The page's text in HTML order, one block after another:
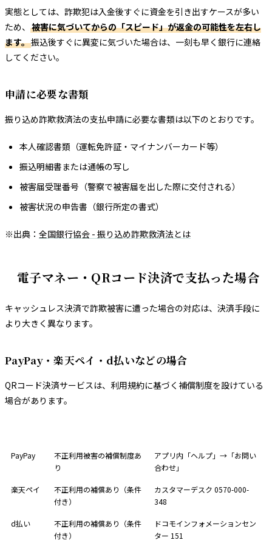
実態としては、詐欺犯は入金後すぐに資金を引き出すケースが多い
ため、 被害に気づいてからの「スピード」が返金の可能性を左右し
ます。振込後すぐに異変に気づいた場合は、一刻も早く銀行に連絡
してください。
申請に必要な書類
振り込め詐欺救済法の支払申請に必要な書類は以下のとおりです。
本人確認書類（運転免許証・マイナンバーカード等）
振込明細書または通帳の写し
被害届受理番号（警察で被害届を出した際に交付される）
被害状況の申告書（銀行所定の書式）
※出典： 全国銀行協会 - 振り込め詐欺救済法とは
電子マネー・QRコード決済で支払った場合
キャッシュレス決済で詐欺被害に遭った場合の対応は、決済手段に
より大きく異なります。
PayPay・楽天ペイ・d払いなどの場合
QRコード決済サービスは、利用規約に基づく補償制度を設けている
場合があります。
PayPay
不正利用被害の補償制度あ
り
アプリ内「ヘルプ」→「お問い
合わせ」
楽天ペイ
不正利用の補償あり（条件
付き）
カスタマーデスク 0570-000-
348
d払い
不正利用の補償あり（条件
付き）
ドコモインフォメーションセン
ター 151